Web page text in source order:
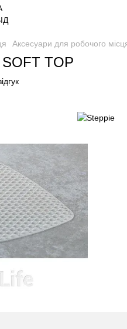
Аксесуари для робочого
TOP